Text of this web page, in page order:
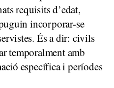
requisits d’edat,
incorporar-se
És a dir: civils
temporalment amb
específica i períodes